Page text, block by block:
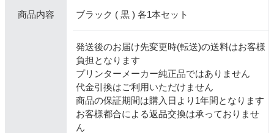
商品内容 ブラック ( 黒 ) 各1本セット
発送後のお届け先変更時(転送)の送料はお客様
負担となります
プリンターメーカー純正品ではありません
代金引換はご利用いただけません
商品の保証期間は購入日より1年間となります
お客様都合による返品交換は承っておりませ
ん